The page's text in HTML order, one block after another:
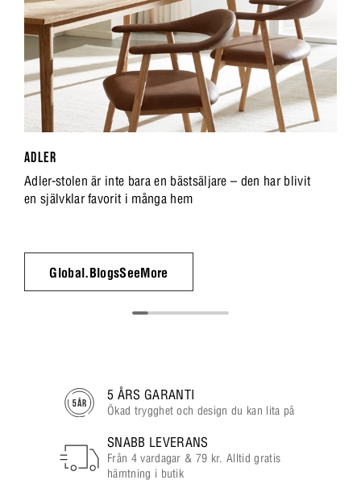
ADLER
Adler-stolen är inte bara en bästsäljare – den har blivit
en självklar favorit i många hem
Global.BlogsSeeMore
5 ÅRS GARANTI
Ökad trygghet och design du kan lita på
SNABB LEVERANS
Från 4 vardagar & 79 kr. Alltid gratis
hämtning i butik